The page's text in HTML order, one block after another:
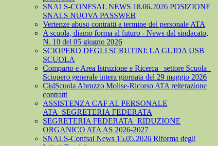
SNALS-CONFSAL NEWS 18.06.2026 POSIZIONE
SNALS NUOVA PASSWEB
Vertenze abuso contratti a termine del personale ATA
A scuola, diamo forma al futuro - News dal sindacato,
N. 10 del 05 giugno 2026
SCIOPERO DEGLI SCRUTINI: LA GUIDA USB
SCUOLA
Comparto e Area Istruzione e Ricerca_ settore Scuola_
Sciopero generale intera giornata del 29 maggio 2026
CislScuola Abruzzo Molise-Ricorso ATA reiterazione
contratti
ASSISTENZA CAF AL PERSONALE
ATA_SEGRETERIA FEDERATA
SEGRETERIA FEDERATA_RIDUZIONE
ORGANICO ATA AS 2026-2027
SNALS-Confsal News 15.05.2026 Riforma degli